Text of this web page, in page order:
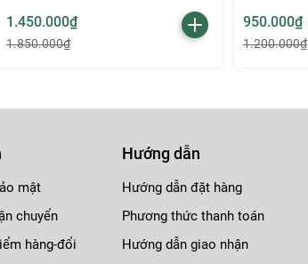
1.450.000₫
1.850.000₫
950.000₫
1.200.000₫
mật
chuyển
hàng-đổi
Hướng dẫn
Hướng dẫn đặt hàng
Phương thức thanh toán
Hướng dẫn giao nhận